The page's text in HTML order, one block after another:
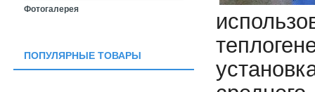
Фотогалерея
ПОПУЛЯРНЫЕ ТОВАРЫ